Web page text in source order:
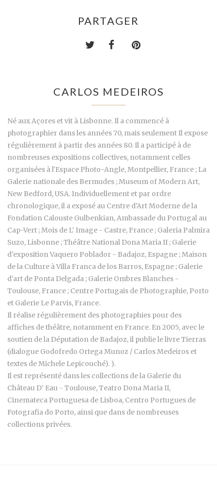
PARTAGER
CARLOS MEDEIROS
Né aux Açores et vit à Lisbonne. Il a commencé à
photographier dans les années 70, mais seulement Il expose
régulièrement à partir des années 80. Il a participé à de
nombreuses expositions collectives, notamment celles
organisées à l'Espace Photo-Angle, Montpellier, France ; La
Galerie nationale des Bermudes ; Museum of Modern Art,
New Bedford, USA. Individuellement et par ordre
chronologique, il a exposé au Centre d'Art Moderne de la
Fondation Calouste Gulbenkian, Ambassade du Portugal au
Cap-Vert ; Mois de L’ Image - Castre, France ; Galeria Palmira
Suzo, Lisbonne ; Théâtre National Dona Maria II ; Galerie
d'exposition Vaquero Poblador - Badajoz, Espagne ; Maison
de la Culture à Villa Franca de los Barros, Espagne ; Galerie
d'art de Ponta Delgada ; Galerie Ombres Blanches -
Toulouse, France ; Centre Portugais de Photographie, Porto
et Galerie Le Parvis, France.
Il réalise régulièrement des photographies pour des
affiches de théâtre, notamment en France. En 2005, avec le
soutien de la Députation de Badajoz, il publie le livre Tierras
(dialogue Godofredo Ortega Munoz / Carlos Medeiros et
textes de Michele Lepicouché). ).
Il est représenté dans les collections de la Galerie du
Château D’ Eau - Toulouse, Teatro Dona Maria II,
Cinemateca Portuguesa de Lisboa, Centro Portugues de
Fotografia do Porto, ainsi que dans de nombreuses
collections privées.